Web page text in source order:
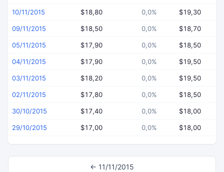
10/11/2015 $18,80 0,0% $19,30
09/11/2015 $18,50 0,0% $18,70
05/11/2015 $17,90 0,0% $18,50
04/11/2015 $17,90 0,0% $19,50
03/11/2015 $18,20 0,0% $19,50
02/11/2015 $17,80 0,0% $18,50
30/10/2015 $17,40 0,0% $18,00
29/10/2015 $17,00 0,0% $18,00
← 11/11/2015